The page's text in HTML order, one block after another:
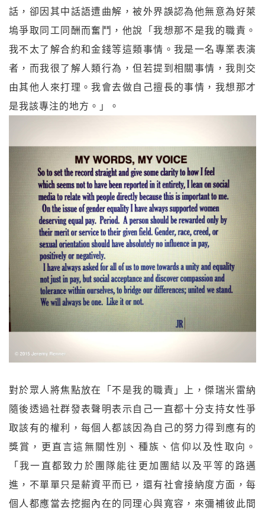
話，卻因其中話語遭曲解，被外界誤認為他無意為好萊
塢爭取同工同酬而奮鬥，他說「我想那不是我的職責。
我不太了解合約和金錢等這類事情。我是一名專業表演
者，而我很了解人類行為，但若提到相關事情，我則交
由其他人來打理。我會去做自己擅長的事情，我想那才
是我該專注的地方。」。
對於眾人將焦點放在「不是我的職責」上，傑瑞米雷納
隨後透過社群發表聲明表示自己一直都十分支持女性爭
取該有的權利，每個人都該因為自己的努力得到應有的
獎賞，更直言這無關性別、種族、信仰以及性取向。
「我一直都致力於團隊能往更加團結以及平等的路邁
進，不單單只是薪資平而已，還有社會接納度方面，每
個人都應當去挖掘內在的同理心與寬容，來彌補彼此間